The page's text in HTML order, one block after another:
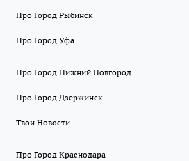
Про Город Рыбинск
Про Город Уфа
Про Город Нижний Новгород
Про Город Дзержинск
Твои Новости
Про Город Краснодара